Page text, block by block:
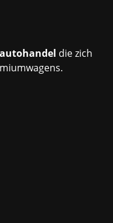
die zich